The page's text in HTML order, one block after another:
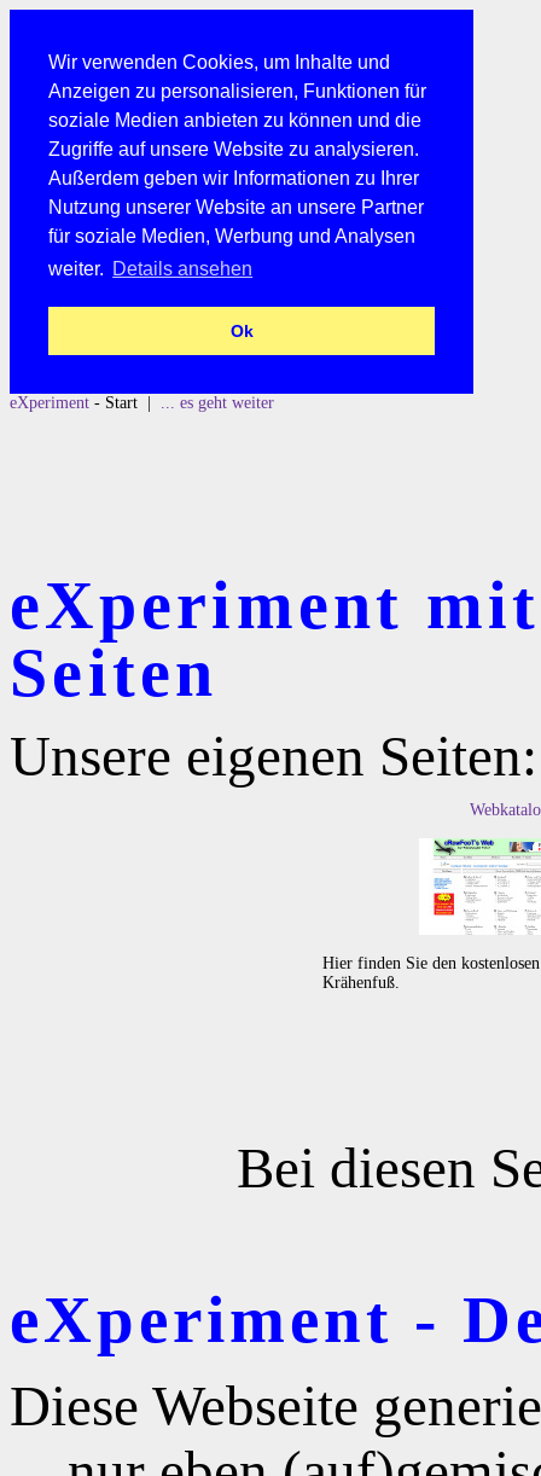
Wir verwenden Cookies, um Inhalte und
Anzeigen zu personalisieren, Funktionen für
soziale Medien anbieten zu können und die
Zugriffe auf unsere Website zu analysieren.
Außerdem geben wir Informationen zu Ihrer
Nutzung unserer Website an unsere Partner
für soziale Medien, Werbung und Analysen
weiter. Details ansehen
Ok
eXperiment - Start | ... es geht weiter
eXperiment
Seiten
Unsere eigenen Seiten:
Hier finden Sie den
Krähenfuß.
Bei diesen
eXperiment -
Diese Webseite